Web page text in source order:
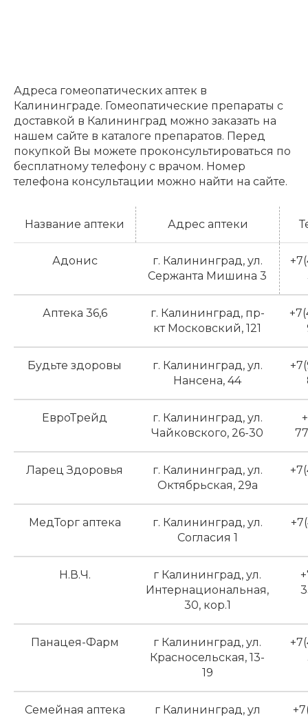
Адреса гомеопатических аптек в
Калининграде. Гомеопатические препараты с
доставкой в Калининград можно заказать на
нашем сайте в каталоге препаратов. Перед
покупкой Вы можете проконсультироваться по
бесплатному телефону с врачом. Номер
телефона консультации можно найти на сайте.
Название аптеки Адрес аптеки
Адонис
г. Калининград, ул.
Сержанта Мишина 3
Аптека 36,6
г. Калининград, пр-
кт Московский, 121
Будьте здоровы
г. Калининград, ул.
Нансена, 44
ЕвроТрейд
г. Калининград, ул.
Чайковского, 26-30
Ларец Здоровья
г. Калининград, ул.
Октябрьская, 29а
МедТорг аптека
г. Калининград, ул.
Согласия 1
Н.В.Ч.
г Калининград, ул.
Интернациональная,
30, кор.1
Панацея-Фарм
г Калининград, ул.
Красносельская, 13-
19
Семейная аптека
г Калининград, ул